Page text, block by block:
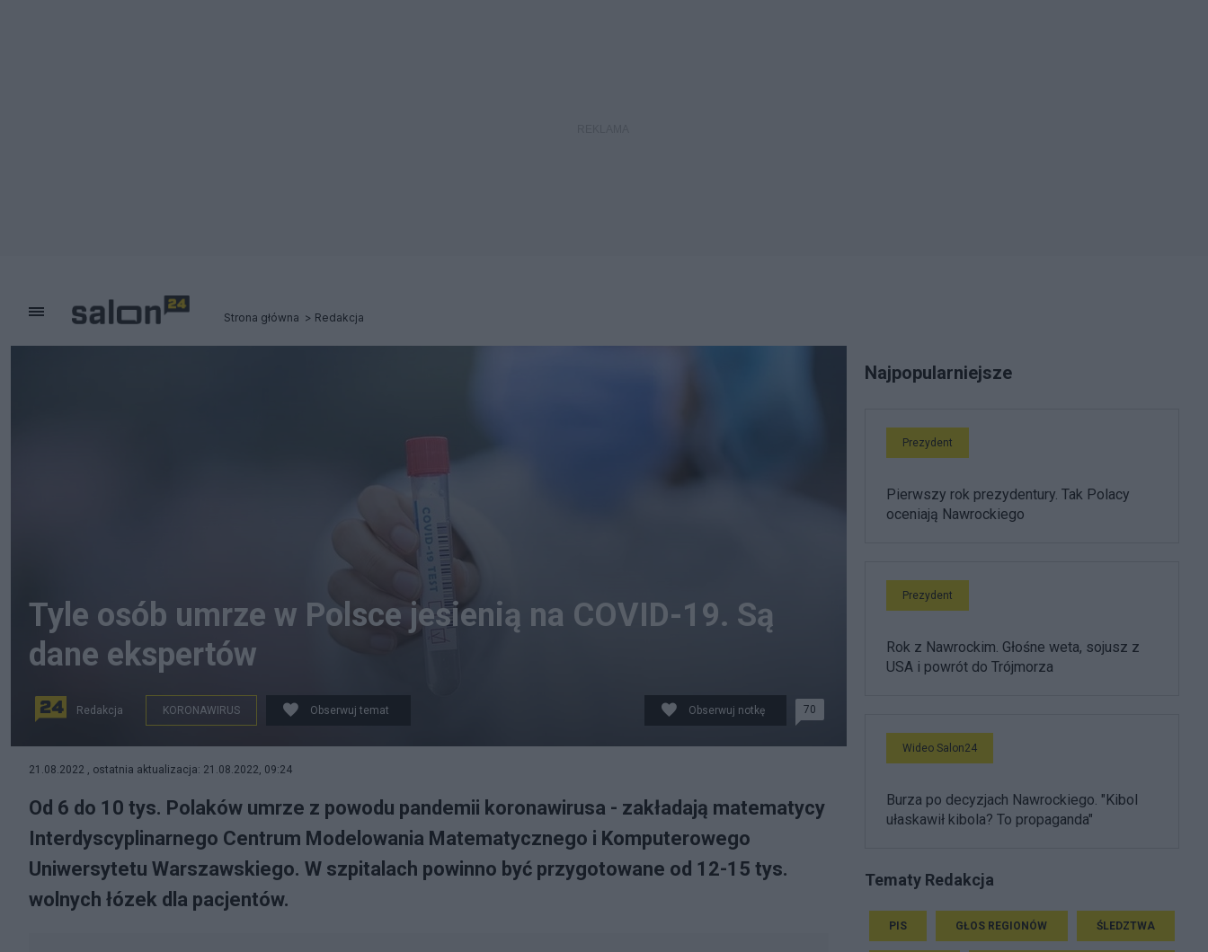
Strona główna Redakcja
Tyle osób umrze w Polsce jesienią na COVID-19. Są
dane ekspertów
Redakcja KORONAWIRUS Obserwuj temat Obserwuj notkę 70
21.08.2022 , ostatnia aktualizacja: 21.08.2022, 09:24
Od 6 do 10 tys. Polaków umrze z powodu pandemii koronawirusa - zakładają matematycy
Interdyscyplinarnego Centrum Modelowania Matematycznego i Komputerowego
Uniwersytetu Warszawskiego. W szpitalach powinno być przygotowane od 12-15 tys.
wolnych łózek dla pacjentów.
Najpopularniejsze
Prezydent
Pierwszy rok prezydentury. Tak Polacy
oceniają Nawrockiego
Prezydent
Rok z Nawrockim. Głośne weta, sojusz z
USA i powrót do Trójmorza
Wideo Salon24
Burza po decyzjach Nawrockiego. "Kibol
ułaskawił kibola? To propaganda"
Tematy Redakcja
PIS GŁOS REGIONÓW ŚLEDZTWA